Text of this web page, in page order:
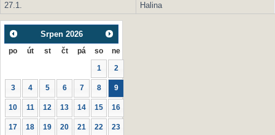
27.1.
Halina
Srpen 2026
po út st čt pá so ne
1 2
3 4 5 6 7 8 9
10 11 12 13 14 15 16
17 18 19 20 21 22 23